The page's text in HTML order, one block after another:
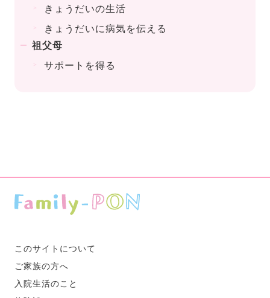
きょうだいの生活
きょうだいに病気を伝える
祖父母
サポートを得る
このサイトについて
ご家族の方へ
入院生活のこと